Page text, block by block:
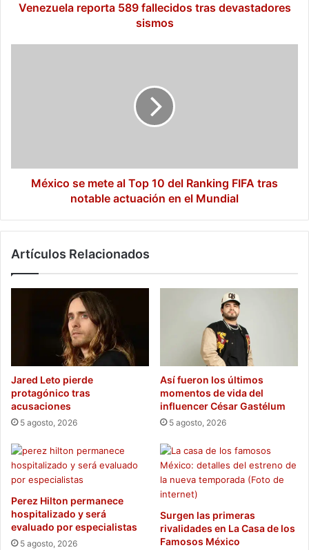
Venezuela reporta 589 fallecidos tras devastadores
sismos
FIFA
Mundial
México se mete al Top 10 del Ranking FIFA tras
notable actuación en el Mundial
Artículos Relacionados
Jared Leto pierde
protagónico tras
acusaciones
5 agosto, 2026
Así fueron los últimos
momentos de vida del
influencer César Gastélum
5 agosto, 2026
Perez Hilton permanece
hospitalizado y será
evaluado por especialistas
5 agosto, 2026
Surgen las primeras
rivalidades en La Casa de los
Famosos México